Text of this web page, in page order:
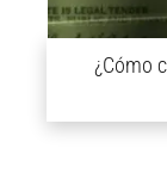
¿Cómo